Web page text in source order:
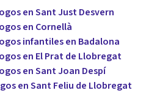
en Sant Just Desvern
en Cornellà
infantiles en Badalona
en El Prat de Llobregat
en Sant Joan Despí
en Sant Feliu de Llobregat